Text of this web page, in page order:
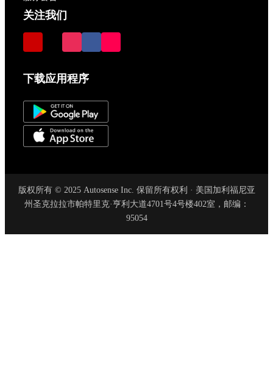
关注我们
下载应用程序
版权所有 © 2025 Autosense Inc. 保留所有权利 · 美国加利福尼亚
州圣克拉拉市帕特里克·亨利大道4701号4号楼402室，邮编：
95054